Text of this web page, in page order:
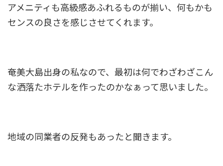
アメニティも高級感あふれるものが揃い、何もかも
センスの良さを感じさせてくれます。
奄美大島出身の私なので、最初は何でわざわざこん
な洒落たホテルを作ったのかなぁって思いました。
地域の同業者の反発もあったと聞きます。